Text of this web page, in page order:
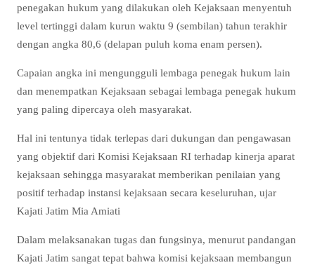
penegakan hukum yang dilakukan oleh Kejaksaan menyentuh
level tertinggi dalam kurun waktu 9 (sembilan) tahun terakhir
dengan angka 80,6 (delapan puluh koma enam persen).
Capaian angka ini mengungguli lembaga penegak hukum lain
dan menempatkan Kejaksaan sebagai lembaga penegak hukum
yang paling dipercaya oleh masyarakat.
Hal ini tentunya tidak terlepas dari dukungan dan pengawasan
yang objektif dari Komisi Kejaksaan RI terhadap kinerja aparat
kejaksaan sehingga masyarakat memberikan penilaian yang
positif terhadap instansi kejaksaan secara keseluruhan, ujar
Kajati Jatim Mia Amiati
Dalam melaksanakan tugas dan fungsinya, menurut pandangan
Kajati Jatim sangat tepat bahwa komisi kejaksaan membangun